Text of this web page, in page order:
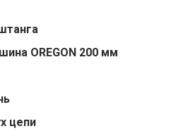
OREGON 200 мм
цепи